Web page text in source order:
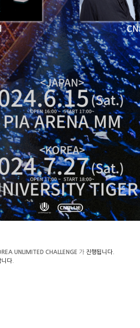
UNLIMITED CHALLENGE 가 진행됩니다
니다